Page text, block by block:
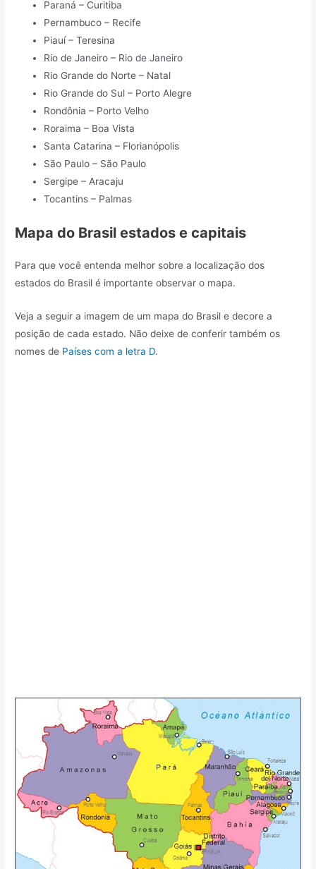
Paraná – Curitiba
Pernambuco – Recife
Piauí – Teresina
Rio de Janeiro – Rio de Janeiro
Rio Grande do Norte – Natal
Rio Grande do Sul – Porto Alegre
Rondônia – Porto Velho
Roraima – Boa Vista
Santa Catarina – Florianópolis
São Paulo – São Paulo
Sergipe – Aracaju
Tocantins – Palmas
Mapa do Brasil estados e capitais
Para que você entenda melhor sobre a localização dos
estados do Brasil é importante observar o mapa.
Veja a seguir a imagem de um mapa do Brasil e decore a
posição de cada estado. Não deixe de conferir também os
nomes de Países com a letra D.